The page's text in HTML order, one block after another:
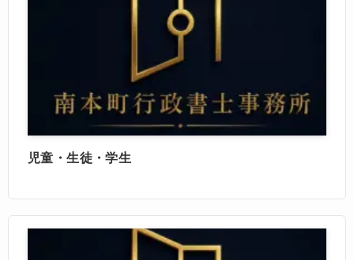
児童・生徒・学生